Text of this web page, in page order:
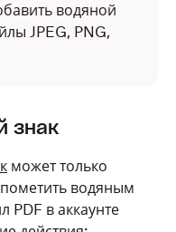
водяной
JPEG, PNG,
знак
может только
водяным
PDF в аккаунте